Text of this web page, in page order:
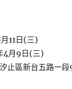
11日(三)
4月9日(三)
止區新台五路一